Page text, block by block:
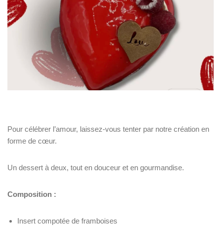
Pour célébrer l’amour, laissez-vous tenter par notre création en
forme de cœur.
Un dessert à deux, tout en douceur et en gourmandise.
Composition :
Insert compotée de framboises